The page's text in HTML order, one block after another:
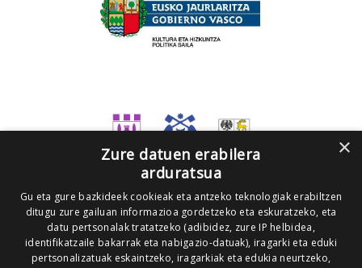
×
Zure datuen erabilera
arduratsua
Gu eta gure bazkideek cookieak eta antzeko teknologiak erabiltzen
ditugu zure gailuan informazioa gordetzeko eta eskuratzeko, eta
datu pertsonalak tratatzeko (adibidez, zure IP helbidea,
identifikatzaile bakarrak eta nabigazio-datuak), iragarki eta eduki
pertsonalizatuak eskaintzeko, iragarkiak eta edukia neurtzeko,